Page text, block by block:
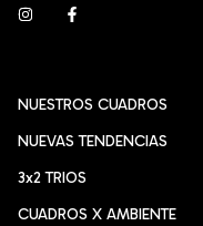
NUESTROS CUADROS
NUEVAS TENDENCIAS
3x2 TRIOS
CUADROS X AMBIENTE